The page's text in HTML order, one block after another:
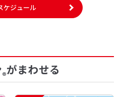
ケジュール
®がまわせる